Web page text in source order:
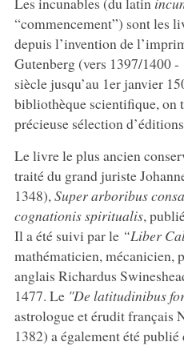
“commencement”) sont les
depuis l’invention de
Gutenberg (vers 1397/1400
siècle jusqu’au 1er janvier
bibliothèque scientifique, on
précieuse sélection
Le livre le plus ancien
traité du grand juriste
1348),Super arboribus
cognationis spiritualis,
Il a été suivi par le “Liber
mathématicien, mécanicien,
anglais Richardus
1477. Le "De latitudinibus
astrologue et érudit français
1382) a également été